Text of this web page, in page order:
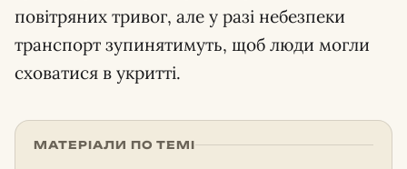
повітряних тривог, але у разі небезпеки
транспорт зупинятимуть, щоб люди могли
сховатися в укритті.
МАТЕРІАЛИ ПО ТЕМІ